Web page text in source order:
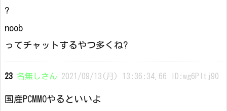
?
noob
ってチャットするやつ多くね?
23 名無しさん 2021/09/13(月) 13:36:34.66 ID:wg6PItj90
国産PCMMOやるといいよ